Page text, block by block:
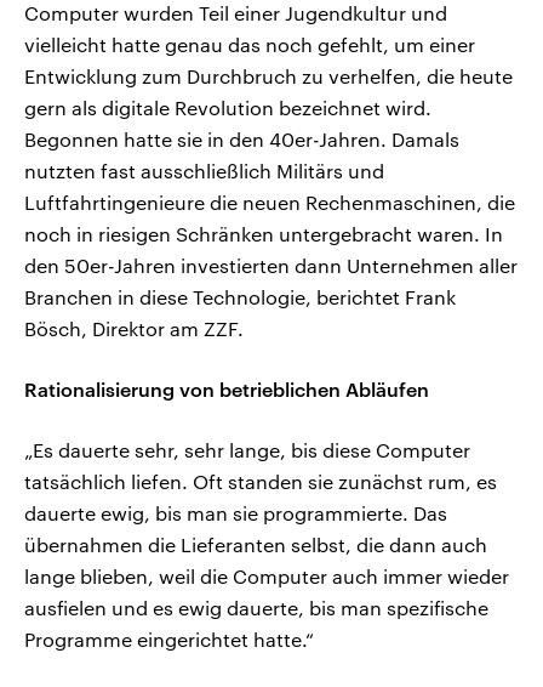
Computer wurden Teil einer Jugendkultur und
vielleicht hatte genau das noch gefehlt, um einer
Entwicklung zum Durchbruch zu verhelfen, die heute
gern als digitale Revolution bezeichnet wird.
Begonnen hatte sie in den 40er-Jahren. Damals
nutzten fast ausschließlich Militärs und
Luftfahrtingenieure die neuen Rechenmaschinen, die
noch in riesigen Schränken untergebracht waren. In
den 50er-Jahren investierten dann Unternehmen aller
Branchen in diese Technologie, berichtet Frank
Bösch, Direktor am ZZF.
Rationalisierung von betrieblichen Abläufen
„Es dauerte sehr, sehr lange, bis diese Computer
tatsächlich liefen. Oft standen sie zunächst rum, es
dauerte ewig, bis man sie programmierte. Das
übernahmen die Lieferanten selbst, die dann auch
lange blieben, weil die Computer auch immer wieder
ausfielen und es ewig dauerte, bis man spezifische
Programme eingerichtet hatte.“